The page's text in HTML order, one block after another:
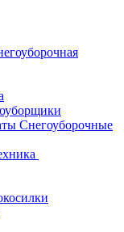
Снегоуборочные